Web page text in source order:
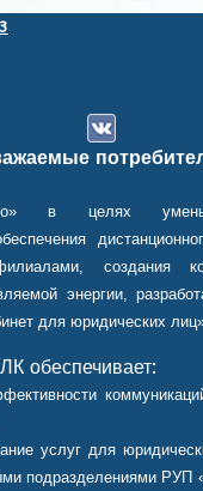
в целях
создания
энергии,
для юридических
обеспечивает:
услуг для
подразделениями РУП